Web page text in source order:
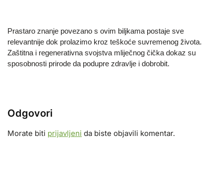
Prastaro znanje povezano s ovim biljkama postaje sve
relevantnije dok prolazimo kroz teškoće suvremenog života.
Zaštitna i regenerativna svojstva mliječnog čička dokaz su
sposobnosti prirode da podupre zdravlje i dobrobit.
Odgovori
Morate biti prijavljeni da biste objavili komentar.